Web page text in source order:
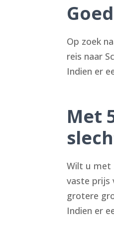
Op zoek
reis naar
Indien er
Met
Wilt u met
vaste prijs
grotere
Indien er